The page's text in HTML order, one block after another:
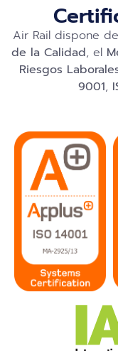
Air Rail dispone
de la Calidad, el
Riesgos
9001,